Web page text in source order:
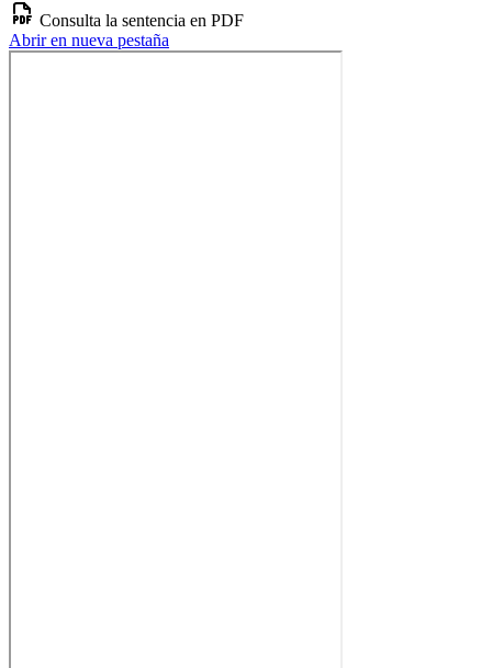
Consulta la sentencia en PDF
Abrir en nueva pestaña